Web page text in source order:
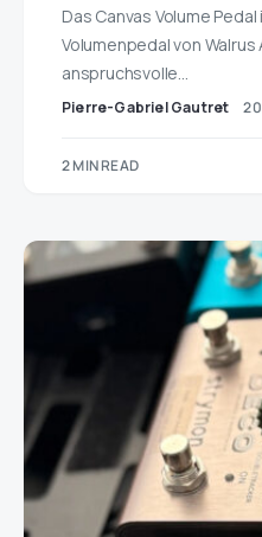
Das Canvas Volume
Volumenpedal von Walrus
anspruchsvolle…
Pierre-Gabriel Gautret
2 MIN READ